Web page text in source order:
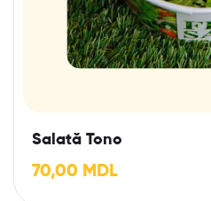
Salată Tono
70,00 MDL